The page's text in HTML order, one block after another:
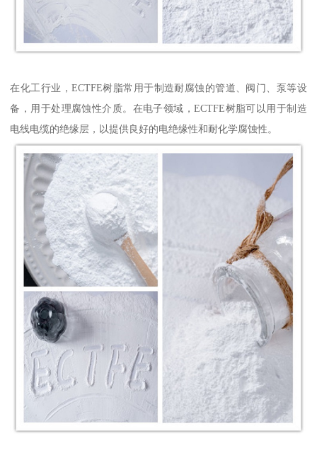
在化工行业，ECTFE树脂常用于制造耐腐蚀的管道、阀门、泵等设
备，用于处理腐蚀性介质。在电子领域，ECTFE树脂可以用于制造
电线电缆的绝缘层，以提供良好的电绝缘性和耐化学腐蚀性。